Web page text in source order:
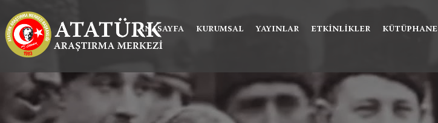
ANASAYFA KURUMSAL YAYINLAR ETKINLIKLER KÜTÜPHANE